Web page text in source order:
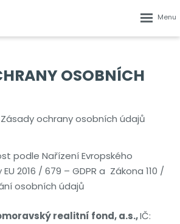
OSOBNÍCH
Zásady ochrany osobních údajů
podle Nařízení Evropského
2016 / 679 – GDPR a Zákona 110 /
osobních údajů
realitní fond, a.s.,IČ: